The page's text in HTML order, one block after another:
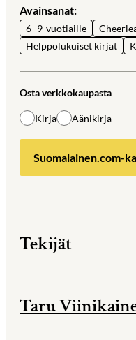
Avainsanat:
6–9-vuotiaille
Helppolukuiset kirjat
Osta verkkokaupasta
Kirja Äänikirja
Suomalainen.com-
Tekijät
Taru